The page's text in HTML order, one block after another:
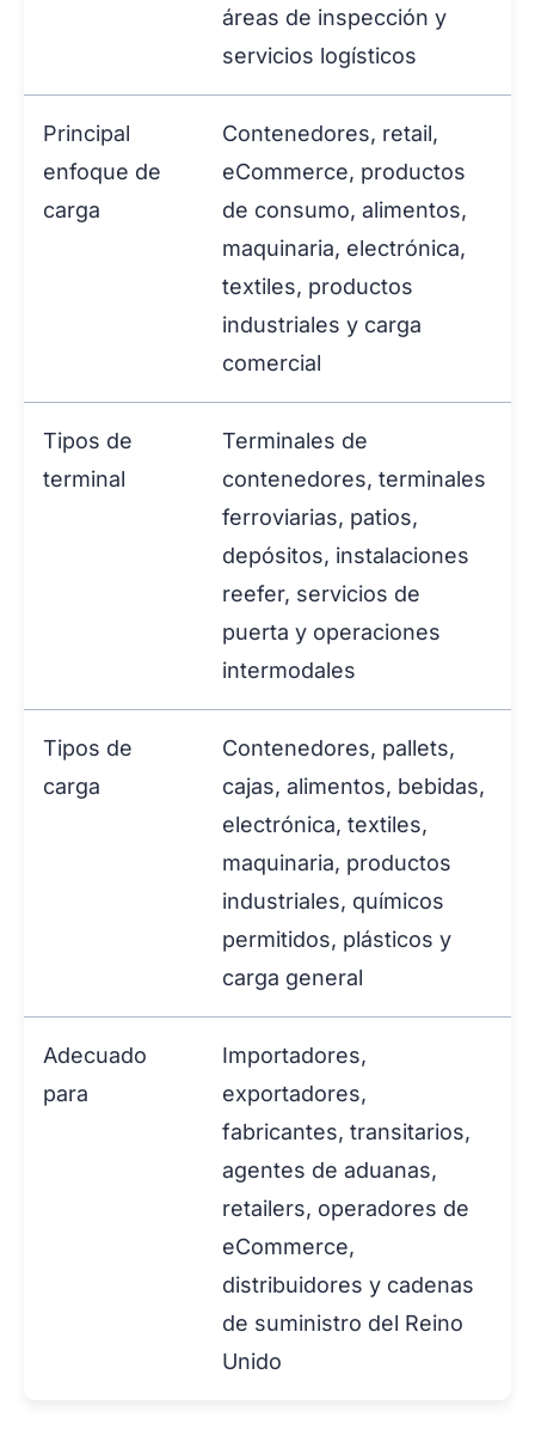
áreas de inspección y
servicios logísticos
Principal
enfoque de
carga
Contenedores, retail,
eCommerce, productos
de consumo, alimentos,
maquinaria, electrónica,
textiles, productos
industriales y carga
comercial
Tipos de
terminal
Terminales de
contenedores, terminales
ferroviarias, patios,
depósitos, instalaciones
reefer, servicios de
puerta y operaciones
intermodales
Tipos de
carga
Contenedores, pallets,
cajas, alimentos, bebidas,
electrónica, textiles,
maquinaria, productos
industriales, químicos
permitidos, plásticos y
carga general
Adecuado
para
Importadores,
exportadores,
fabricantes, transitarios,
agentes de aduanas,
retailers, operadores de
eCommerce,
distribuidores y cadenas
de suministro del Reino
Unido